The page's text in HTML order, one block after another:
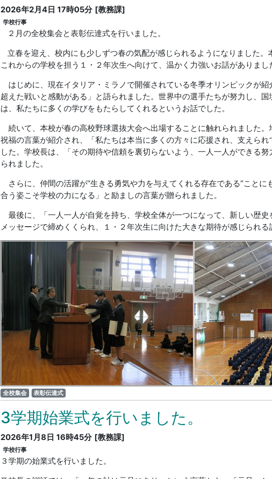
2026年2月4日 17時05分 [教務課]
学校行事
２月の全校集会と表彰伝達式を行いました。
立春を迎え、校内にも少しずつ春の気配が感じられるようになりました。
これからの学校を担う１・２年次生へ向けて、温かく力強いお話がありまし
はじめに、現在イタリア・ミラノで開催されている冬季オリンピックが
超えた戦いと感動がある」と語られました。世界中の選手たちが努力し、
は、私たちに多くの学びをもたらしてくれるというお話でした。
続いて、本校が春の高校野球選抜大会へ出場することに触れられました。
祝福の言葉が紹介され、「私たちは本当に多くの方々に応援され、支えられ
した。学校長は、「その期待や信頼を裏切らないよう、一人一人ができる
られました。
さらに、仲間の活躍が“生きる勇気や力を与えてくれる存在である”ことに
合う姿こそ学校の力になる」と励ましの言葉が贈られました。
最後に、「一人一人が自覚を持ち、学校全体が一つになって、新しい歴
メッセージで締めくくられ、１・２年次生に向けた大きな期待が感じられる
全校集会 表彰伝達式
3学期始業式を行いました。
2026年1月8日 16時45分 [教務課]
学校行事
３学期の始業式を行いました。